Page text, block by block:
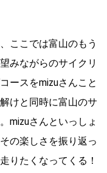
ここでは富山のもう
みながらのサイクリ
ースをmizuさんこと
けと同時に富山のサ
mizuさんといっしょ
の楽しさを振り返っ
りたくなってくる！